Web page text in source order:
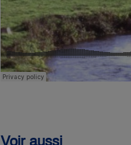
Voir aussi